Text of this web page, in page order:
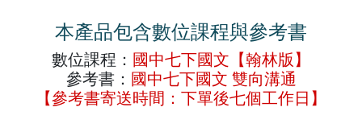
本產品包含數位課程與參考書
數位課程： 國中七下國文【翰林版】
參考書： 國中七下國文 雙向溝通
【參考書寄送時間：下單後七個工作日】